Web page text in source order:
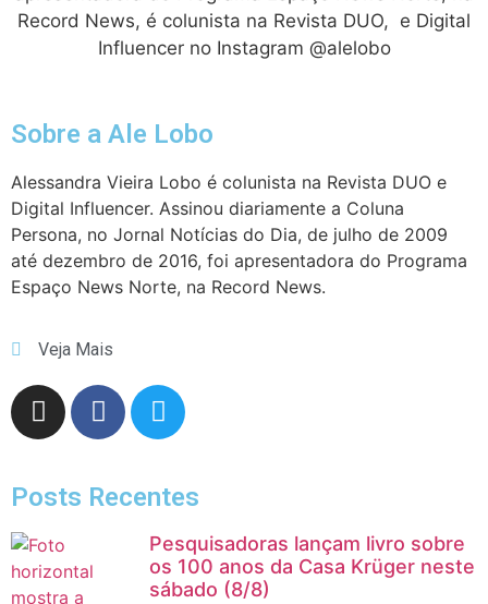
Record News, é colunista na Revista DUO, e Digital
Influencer no Instagram @alelobo
Sobre a Ale Lobo
Alessandra Vieira Lobo é colunista na Revista DUO e
Digital Influencer. Assinou diariamente a Coluna
Persona, no Jornal Notícias do Dia, de julho de 2009
até dezembro de 2016, foi apresentadora do Programa
Espaço News Norte, na Record News.
Veja Mais
Posts Recentes
Pesquisadoras lançam livro sobre
os 100 anos da Casa Krüger neste
sábado (8/8)